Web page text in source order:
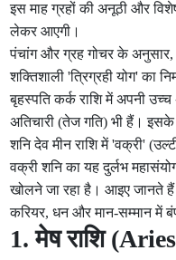
इस माह ग्रहों की अनूठी और
लेकर आएगी।
पंचांग और ग्रह गोचर के
शक्तिशाली 'त्रिग्रही योग' का
बृहस्पति कर्क राशि में अपनी
अतिचारी (तेज गति) भी हैं।
शनि देव मीन राशि में 'वक्री'
वक्री शनि का यह दुर्लभ
खोलने जा रहा है। आइए जानते हैं
करियर, धन और मान-सम्मान में
1. मेष राशि